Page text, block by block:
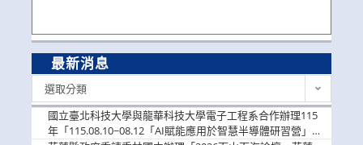
最新消息
選取分類
國立臺北科技大學與龍華科技大學電子工程系合作辦理115
年「115.08.10~08.12「AI賦能應用於智慧半導體研習營」，